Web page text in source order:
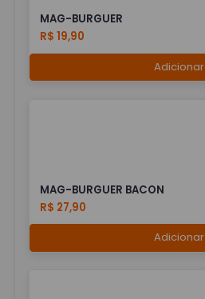
MAG-BURGUER
R$ 19,90
Adicionar
MAG-BURGUER BACON
R$ 27,90
Adicionar